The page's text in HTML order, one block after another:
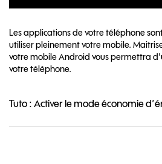
Les applications de votre téléphone
utiliser pleinement votre mobile.
votre mobile Android vous permettra
votre téléphone.
Tuto : Activer le mode économie